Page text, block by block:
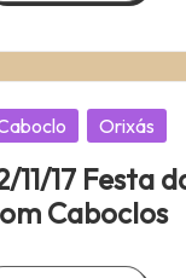
Orixás
11/17 Festa
Caboclos